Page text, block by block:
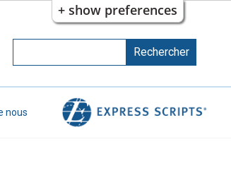
+ show preferences
Rechercher
nous